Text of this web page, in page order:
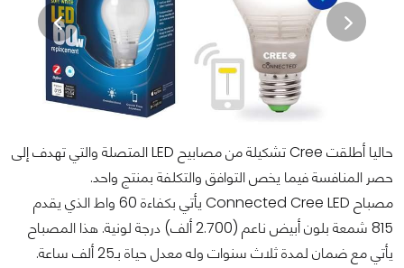
حاليا أطلقت Cree تشكيلة من مصابيح LED المتصلة والتي تهدف إلى
حصر المنافسة فيما يخص التوافق والتكلفة بمنتج واحد.
مصباح Connected Cree LED يأتي بكفاءة 60 واط الذي يقدم
815 شمعة بلون أبيض ناعم (2.700 ألف) درجة لونية. هذا المصباح
يأتي مع ضمان لمدة ثلاث سنوات وله معدل حياة بـ25 ألف ساعة.